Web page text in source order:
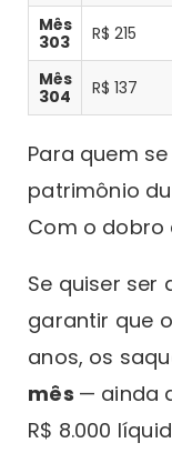
Mês
303
R$ 215
Mês
304
R$ 137
Para quem
patrimônio
Com o dobro
Se quiser ser
garantir que
anos, os
mês — ainda
R$ 8.000